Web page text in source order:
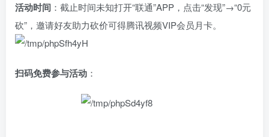
活动时间 ：截止时间未知打开“联通”APP，点击“发现”→“0元
砍”，邀请好友助力砍价可得腾讯视频VIP会员月卡。
扫码免费参与活动 ：